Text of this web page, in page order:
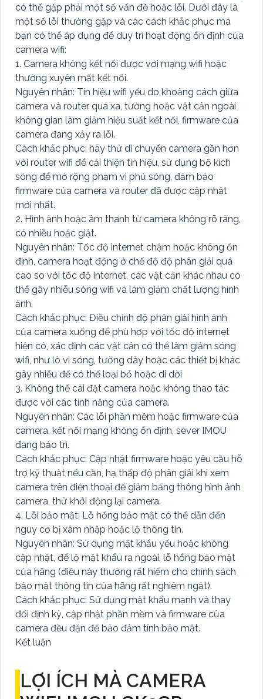
có thể gặp phải một số vấn đề hoặc lỗi. Dưới đây là
một số lỗi thường gặp và các cách khắc phục mà
bạn có thể áp dụng để duy trì hoạt động ổn định của
camera wifi:
1. Camera không kết nối được với mạng wifi hoặc
thường xuyên mất kết nối.
Nguyên nhân: Tín hiệu wifi yếu do khoảng cách giữa
camera và router quá xa, tường hoặc vật cản ngoài
không gian làm giảm hiệu suất kết nối, firmware của
camera đang xảy ra lỗi.
Cách khắc phục: hãy thử di chuyển camera gần hơn
với router wifi để cải thiện tín hiệu, sử dụng bộ kích
sóng để mở rộng phạm vi phủ sóng, đảm bảo
firmware của camera và router đã được cập nhật
mới nhất.
2. Hình ảnh hoặc âm thanh từ camera không rõ ràng,
có nhiễu hoặc giật.
Nguyên nhân: Tốc độ internet chậm hoặc không ổn
định, camera hoạt động ở chế độ độ phân giải quá
cao so với tốc độ internet, các vật cản khác nhau có
thể gây nhiễu sóng wifi và làm giảm chất lượng hình
ảnh.
Cách khắc phục: Điều chỉnh độ phân giải hình ảnh
của camera xuống để phù hợp với tốc độ internet
hiện có, xác định các vật cản có thể làm giảm sóng
wifi, như lò vi sóng, tường dày hoặc các thiết bị khác
gây nhiễu để có thể loại bỏ hoặc di dời
3. Không thể cài đặt camera hoặc không thao tác
được với các tính năng của camera.
Nguyên nhân: Các lỗi phần mềm hoặc firmware của
camera, kết nối mạng không ổn định, sever IMOU
đang bảo trì.
Cách khắc phục: Cập nhật firmware hoặc yêu cầu hỗ
trợ kỹ thuật nếu cần, hạ thấp độ phân giải khi xem
camera trên điện thoại để giảm băng thông hình ảnh
camera, thử khởi động lại camera.
4. Lỗi bảo mật: Lỗ hổng bảo mật có thể dẫn đến
nguy cơ bị xâm nhập hoặc lộ thông tin.
Nguyên nhân: Sử dụng mật khẩu yếu hoặc không
cập nhật, để lộ mật khẩu ra ngoài, lỗ hổng bảo mật
của hãng (điều này thường rất hiếm cho chính sách
bảo mật thông tin của hãng rất nghiêm ngặt).
Cách khắc phục: Sử dụng mật khẩu mạnh và thay
đổi định kỳ, cập nhật phần mềm và firmware của
camera đều đặn để bảo đảm tính bảo mật.
Kết luận
LỢI ÍCH MÀ CAMERA